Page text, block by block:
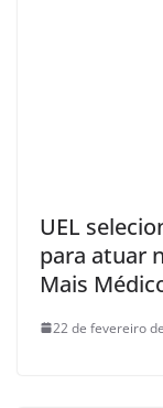
UEL
para atuar
Mais
22 de fevereiro